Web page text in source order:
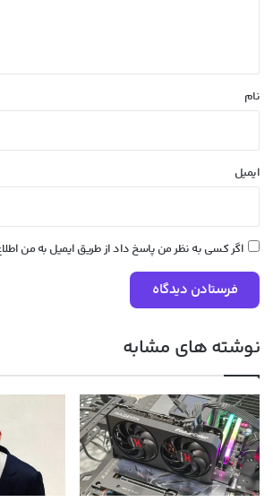
نام
ایمیل
اگر کسی به نظر من پاسخ داد از طریق ایمیل به من
نوشته های مشابه